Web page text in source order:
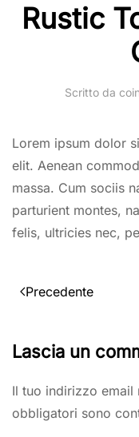
Rustic
Scritto da
Lorem ipsum dolor
elit. Aenean
massa. Cum sociis
parturient montes,
felis, ultricies nec,
Precedente
Lascia un
Il tuo indirizzo email
obbligatori sono